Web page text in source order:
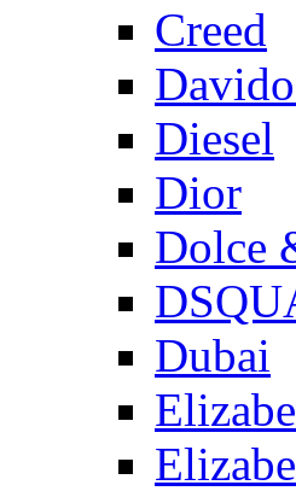
Creed
Diesel
Dior
Dolce
Dubai